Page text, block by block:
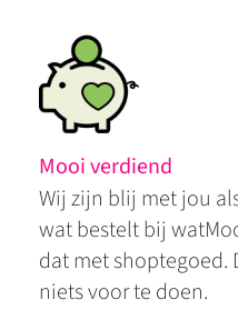
Mooi verdiend
Wij zijn blij met jou
wat bestelt bij
dat met shoptegoed.
niets voor te doen.